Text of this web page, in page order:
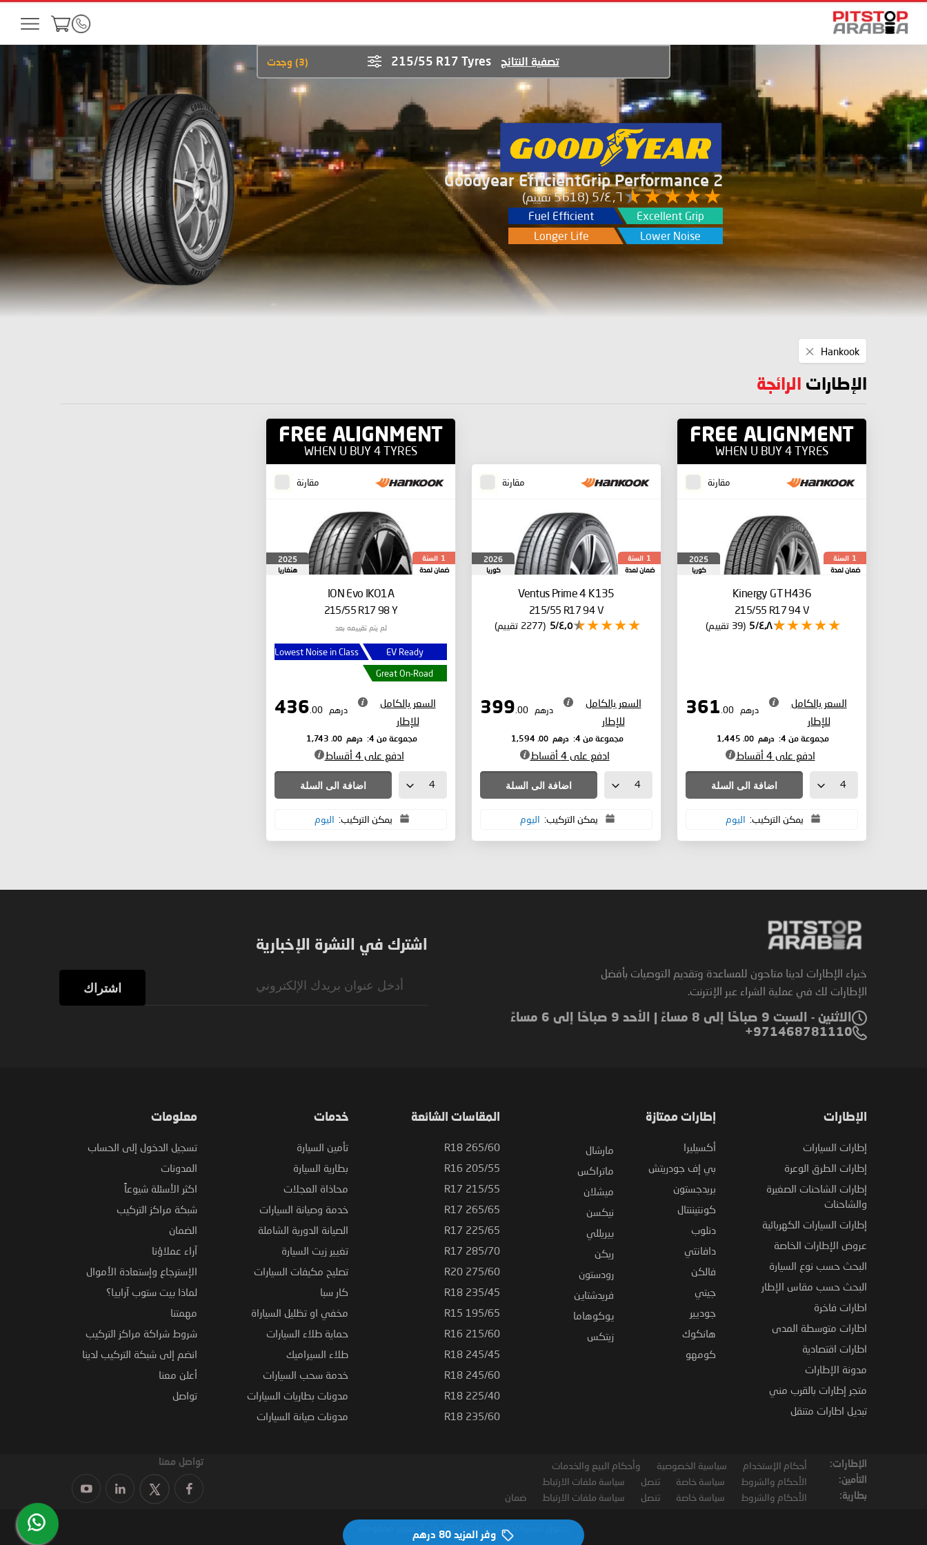
Goodyear EfficientGrip Performance 2
٤٫٦/5 (5618 تقييم)
Excellent Grip
Fuel Efficient
Lower Noise
Longer Life
(
3
) وجدت تصفية النتائج 215/55 R17 Tyres
Hankook
This
الإطارات الرائجة
FREE ALIGNMENT
WHEN U BUY 4 TYRES
مقارنة
1 السنة
ضمان لمدة
2025
كوريا
Kinergy GT H436
215/55 R17 94 V
٤٫٨/5 (39 تقييم)
السعر بالكامل
للإطار
درهم .00
مجموعة من 4: درهم .00
ادفع على 4 أقساط
اضافة الى السلة
يمكن التركيب: اليوم
مقارنة
1 السنة
ضمان لمدة
2026
كوريا
Ventus Prime 4 K135
215/55 R17 94 V
٤٫٥/5 (2277 تقييم)
السعر بالكامل
للإطار
درهم .00
مجموعة من 4: درهم .00
ادفع على 4 أقساط
اضافة الى السلة
يمكن التركيب: اليوم
FREE ALIGNMENT
WHEN U BUY 4 TYRES
مقارنة
1 السنة
ضمان لمدة
2025
هنغاريا
ION Evo IKO1A
215/55 R17 98 Y
لم يتم تقييمه بعد
EV Ready
Lowest Noise in Class
Great On-Road
السعر بالكامل
للإطار
درهم .00
مجموعة من 4: درهم .00
ادفع على 4 أقساط
اضافة الى السلة
يمكن التركيب: اليوم
وفر المزيد 80 درهم‏
خبراء الإطارات لدينا متاحون للمساعدة وتقديم التوصيات بأفضل
الإطارات لك في عملية الشراء عبر الإنترنت.
الاثنين - السبت 9 صباحًا إلى 8 مساءً | الأحد 9 صباحًا إلى 6 مساءً
971468781110+
اشترك في النشرة الإخبارية
اشتراك
الإطارات
إطارات السيارات
إطارات الطرق الوعرة
إطارات الشاحنات الصغيرة
والشاحنات
إطارات السيارات الكهربائية
عروض الإطارات الخاصة
البحث حسب نوع السيارة
البحث حسب مقاس الإطار
اطارات فاخرة
اطارات متوسطة المدى
اطارات اقتصادية
مدونة الإطارات
متجر إطارات بالقرب مني
تبديل اطارات متنقل
إطارات ممتازة
أكسيليرا
بي إف جودريتش
بريدجستون
كونتيننتال
دنلوب
دافانتي
فالكن
جيتي
جوديير
هانكوك
كومهو
مارشال
ماتراكس
ميشلان
نيكسن
بيريللي
ريكن
رودستون
فريدشتاين
يوكوهاما
زيتكس
المقاسات الشائعة
265/60 R18
205/55 R16
215/55 R17
265/65 R17
225/65 R17
285/70 R17
275/60 R20
235/45 R18
195/65 R15
215/60 R16
245/45 R18
245/60 R18
225/40 R18
235/60 R18
خدمات
تأمين السيارة
بطارية السيارة
محاذاة العجلات
خدمة وصيانة السيارات
الصيانة الدورية الشاملة
تغيير زيت السيارة
تصليح مكيفات السيارات
كار سبا
مخفي او تظليل السياراة
حماية طلاء السيارات
طلاء السيراميك
خدمة سحب السيارات
مدونات بطاريات السيارات
مدونات صيانة السيارات
معلومات
تسجيل الدخول إلى الحساب
المدونات
اكثر الأسئلة شيوعاً
شبكة مراكز التركيب
الضمان
آراء عملاؤنا
الإسترجاع وإستعادة الأموال
لماذا بيت ستوب آرابيا؟
مهمتنا
شروط شراكة مراكز التركيب
انضم إلى شبكة التركيب لدينا
أعلن معنا
تواصل
الإطارات: أحكام الإستخدام سياسية الخصوصية وأحكام البيع والخدمات
التأمين: الأحكام والشروط سياسة خاصة تنصل سياسة ملفات الارتباط
بطارية: الأحكام والشروط سياسة خاصة تنصل سياسة ملفات الارتباط ضمان
تواصل معنا